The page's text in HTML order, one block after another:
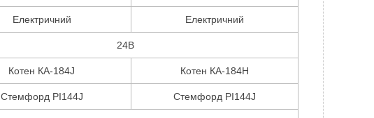
Електричний Електричний
24В
Котен КА-184J Котен КА-184Н
Стемфорд PI144J Стемфорд PI144J